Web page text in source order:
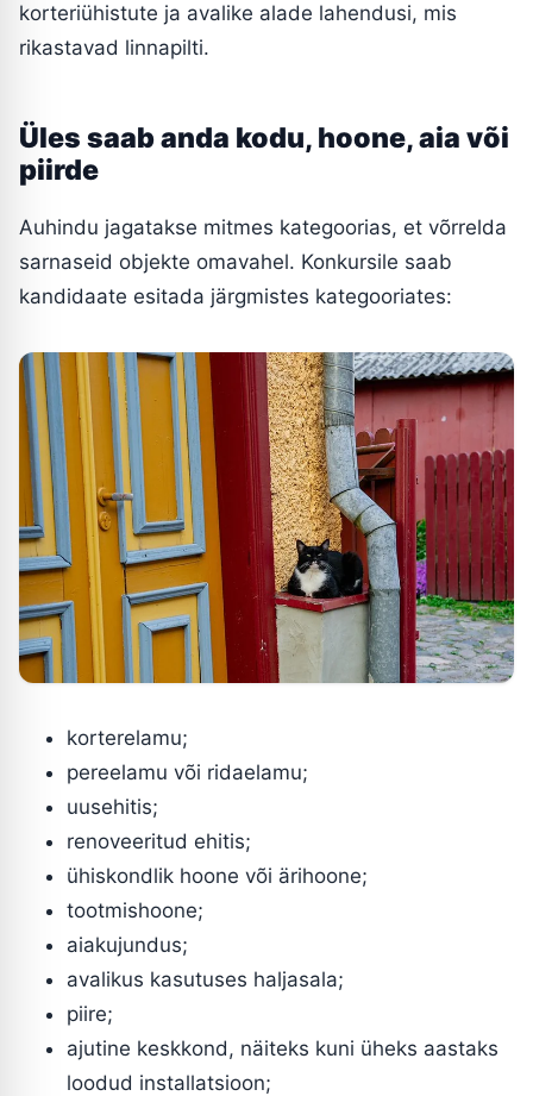
korteriühistute ja avalike alade lahendusi, mis
rikastavad linnapilti.
Üles saab anda kodu, hoone, aia või
piirde
Auhindu jagatakse mitmes kategoorias, et võrrelda
sarnaseid objekte omavahel. Konkursile saab
kandidaate esitada järgmistes kategooriates:
korterelamu;
pereelamu või ridaelamu;
uusehitis;
renoveeritud ehitis;
ühiskondlik hoone või ärihoone;
tootmishoone;
aiakujundus;
avalikus kasutuses haljasala;
piire;
ajutine keskkond, näiteks kuni üheks aastaks
loodud installatsioon;